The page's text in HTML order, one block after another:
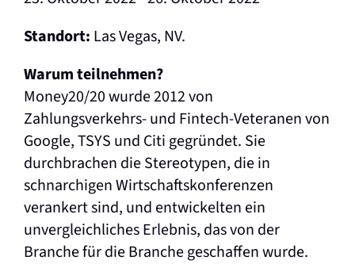
Standort: Las Vegas, NV.
Warum teilnehmen?
Money20/20 wurde 2012 von
Zahlungsverkehrs- und Fintech-Veteranen von
Google, TSYS und Citi gegründet. Sie
durchbrachen die Stereotypen, die in
schnarchigen Wirtschaftskonferenzen
verankert sind, und entwickelten ein
unvergleichliches Erlebnis, das von der
Branche für die Branche geschaffen wurde.